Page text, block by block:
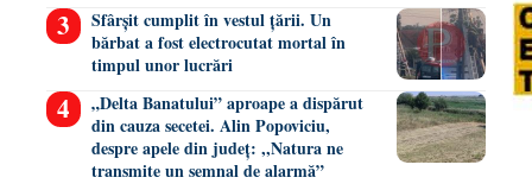
Sfârșit cumplit în vestul țării. Un
bărbat a fost electrocutat mortal în
timpul unor lucrări
„Delta Banatului” aproape a dispărut
din cauza secetei. Alin Popoviciu,
despre apele din județ: ,,Natura ne
transmite un semnal de alarmă”